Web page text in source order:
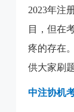
2023年注
目，但在
疼的存在
供大家刷
中注协机